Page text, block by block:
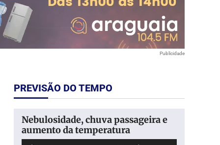
Publicidade
PREVISÃO DO TEMPO
Nebulosidade, chuva passageira e
aumento da temperatura